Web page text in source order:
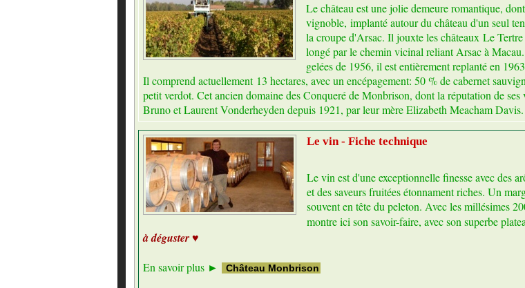
Le château est une jolie demeure romantique,
vignoble, implanté autour du château d'un seul
la croupe d'Arsac. Il jouxte les châteaux Le
longé par le chemin vicinal reliant Arsac à
gelées de 1956, il est entièrement replanté en
Il comprend actuellement 13 hectares, avec un encépagement: 50 % de cabernet
petit verdot. Cet ancien domaine des Conqueré de Monbrison, dont la réputation de
Bruno et Laurent Vonderheyden depuis 1921, par leur mère Elizabeth Meacham Davis.
Le vin - Fiche technique
Le vin est d'une exceptionnelle finesse avec des
et des saveurs fruitées étonnament riches. Un
souvent en tête du peleton. Avec les millésimes
montre ici son savoir-faire, avec son superbe
à déguster ♥
En savoir plus ► Château Monbrison